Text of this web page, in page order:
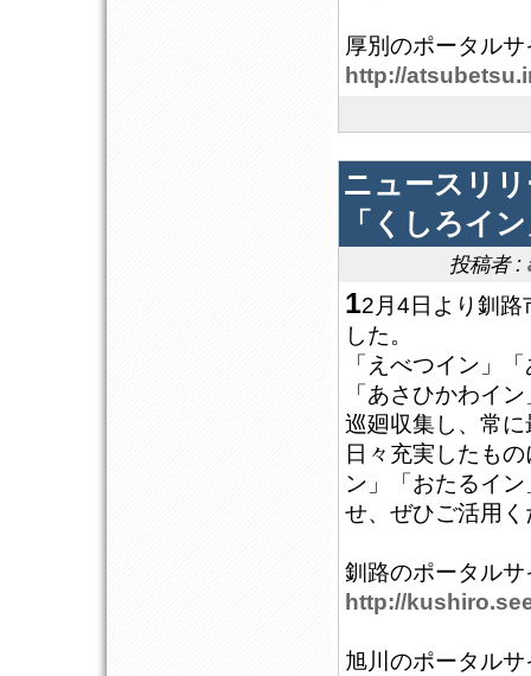
厚別のポータル
http://
ニュースリ
「くしろイ
投稿者 :
12月4日より釧路
した。
「えべつイン」
「あさひかわイ
巡廻収集し、常
日々充実したも
ン」「おたるイ
せ、ぜひご活用
釧路のポータル
http://
旭川のポータル